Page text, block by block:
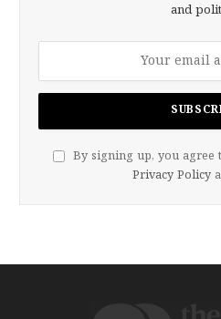
and
By signing up, you agree
Privacy Policy